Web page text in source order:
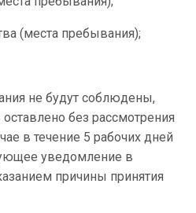
(места пребывания);
не будут соблюдены,
без рассмотрения
в течение 5 рабочих дней
уведомление в
причины принятия